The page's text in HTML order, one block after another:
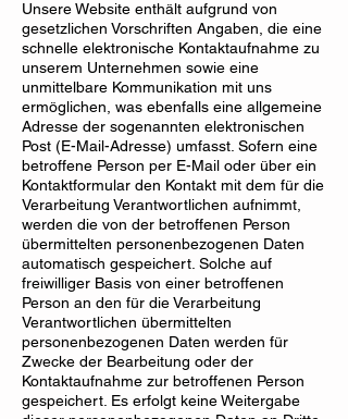
Unsere Website enthält aufgrund von
gesetzlichen Vorschriften Angaben, die eine
schnelle elektronische Kontaktaufnahme zu
unserem Unternehmen sowie eine
unmittelbare Kommunikation mit uns
ermöglichen, was ebenfalls eine allgemeine
Adresse der sogenannten elektronischen
Post (E-Mail-Adresse) umfasst. Sofern eine
betroffene Person per E-Mail oder über ein
Kontaktformular den Kontakt mit dem für die
Verarbeitung Verantwortlichen aufnimmt,
werden die von der betroffenen Person
übermittelten personenbezogenen Daten
automatisch gespeichert. Solche auf
freiwilliger Basis von einer betroffenen
Person an den für die Verarbeitung
Verantwortlichen übermittelten
personenbezogenen Daten werden für
Zwecke der Bearbeitung oder der
Kontaktaufnahme zur betroffenen Person
gespeichert. Es erfolgt keine Weitergabe